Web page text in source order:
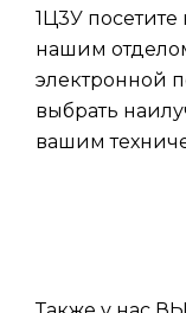
1Ц3У
нашим
электронной
выбрать
вашим